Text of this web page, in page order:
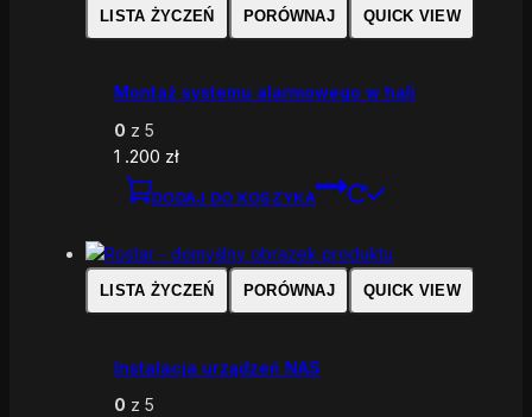
LISTA ŻYCZEŃ PORÓWNAJ QUICK VIEW
Montaż systemu alarmowego w hali
0 z 5
1 .200 zł
DODAJ DO KOSZYKA
LISTA ŻYCZEŃ PORÓWNAJ QUICK VIEW
Instalacja urządzeń NAS
0 z 5